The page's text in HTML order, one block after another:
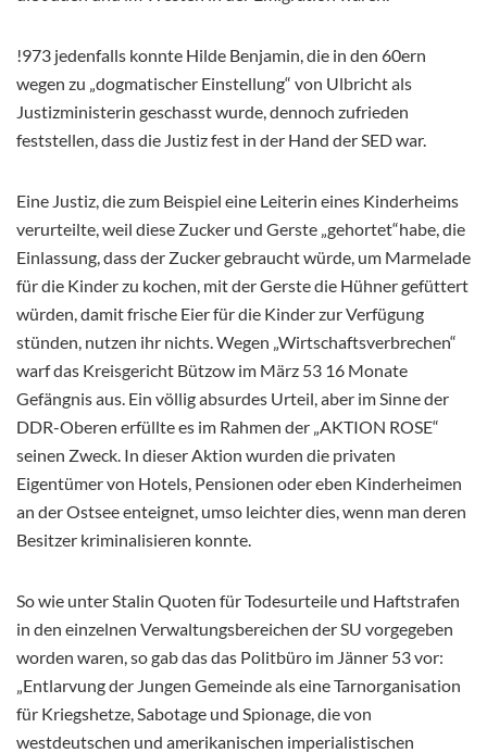
!973 jedenfalls konnte Hilde Benjamin, die in den 60ern
wegen zu „dogmatischer Einstellung“ von Ulbricht als
Justizministerin geschasst wurde, dennoch zufrieden
feststellen, dass die Justiz fest in der Hand der SED war.
Eine Justiz, die zum Beispiel eine Leiterin eines Kinderheims
verurteilte, weil diese Zucker und Gerste „gehortet“habe, die
Einlassung, dass der Zucker gebraucht würde, um Marmelade
für die Kinder zu kochen, mit der Gerste die Hühner gefüttert
würden, damit frische Eier für die Kinder zur Verfügung
stünden, nutzen ihr nichts. Wegen „Wirtschaftsverbrechen“
warf das Kreisgericht Bützow im März 53 16 Monate
Gefängnis aus. Ein völlig absurdes Urteil, aber im Sinne der
DDR-Oberen erfüllte es im Rahmen der „AKTION ROSE“
seinen Zweck. In dieser Aktion wurden die privaten
Eigentümer von Hotels, Pensionen oder eben Kinderheimen
an der Ostsee enteignet, umso leichter dies, wenn man deren
Besitzer kriminalisieren konnte.
So wie unter Stalin Quoten für Todesurteile und Haftstrafen
in den einzelnen Verwaltungsbereichen der SU vorgegeben
worden waren, so gab das das Politbüro im Jänner 53 vor:
„Entlarvung der Jungen Gemeinde als eine Tarnorganisation
für Kriegshetze, Sabotage und Spionage, die von
westdeutschen und amerikanischen imperialistischen